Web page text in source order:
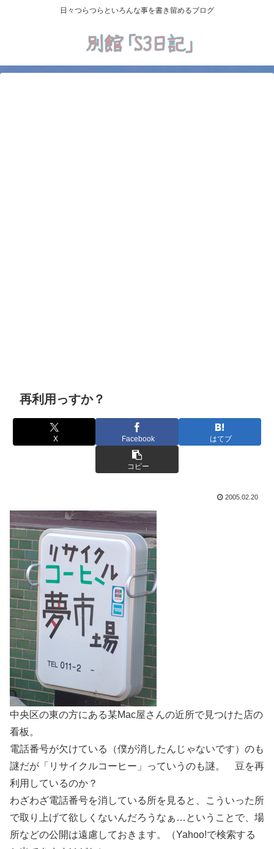
日々つらつらといろんな事を書き留めるブログ
再利用っすか？
X Facebook はてブ
コピー
2005.02.20
中央区の東の方にある某Mac屋さんの近所で見つけた店の
看板。
電話番号が欠けている（僕が消したんじゃないです）のも
謎だが「リサイクルコーヒー」っていうのも謎。 豆を再
利用しているのか？
わざわざ電話番号を消している所を見ると、こういった所
で取り上げて欲しくないんだろうなぁ…ということで、場
所などの公開は遠慮しておきます。（Yahoo!で検索する